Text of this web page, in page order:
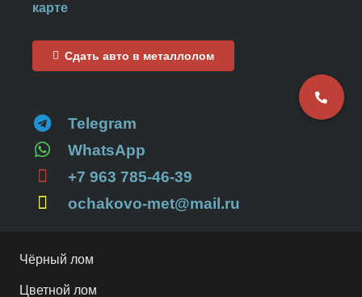
карте
Сдать авто в металлолом
Telegram
WhatsApp
+7 963 785-46-39
ochakovo-met@mail.ru
Чёрный лом
Цветной лом